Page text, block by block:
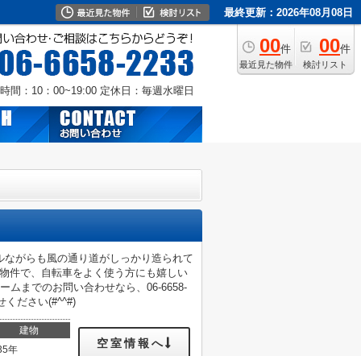
最終更新：2026年08月08日
00件
最近見た物件
00件
検討リスト
間：10：00~19:00 定休日：毎週水曜日
がらも風の通り道がしっかり造られて
件で、自転車をよく使う方にも嬉しい
ムまでのお問い合わせなら、06-6658-
ください(#^^#)
建物
年
空室情報へ